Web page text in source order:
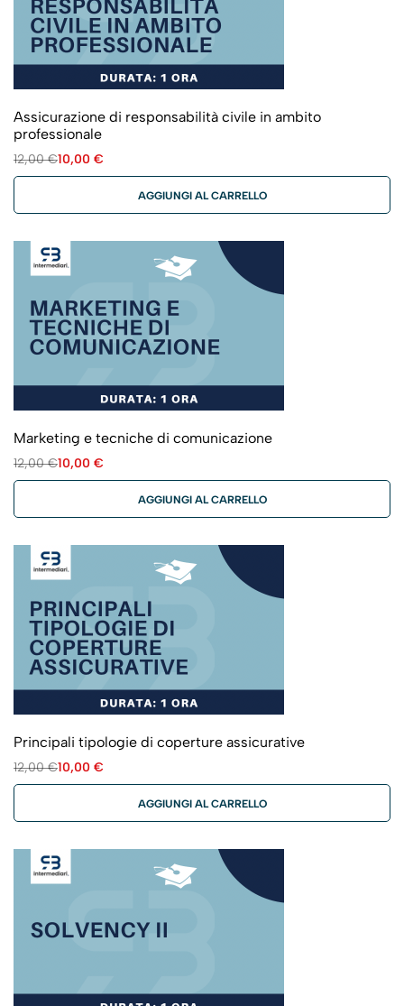
Assicurazione di responsabilità civile in ambito
professionale
12,00€10,00 €
AGGIUNGI AL CARRELLO
Marketing e tecniche di comunicazione
12,00€10,00 €
AGGIUNGI AL CARRELLO
Principali tipologie di coperture assicurative
12,00€10,00 €
AGGIUNGI AL CARRELLO